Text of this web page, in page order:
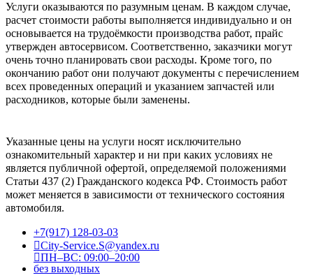
Услуги оказываются по разумным ценам. В каждом случае,
расчет стоимости работы выполняется индивидуально и он
основывается на трудоёмкости производства работ, прайс
утвержден автосервисом. Соответственно, заказчики могут
очень точно планировать свои расходы. Кроме того, по
окончанию работ они получают документы с перечислением
всех проведенных операций и указанием запчастей или
расходников, которые были заменены.
Указанные цены на услуги носят исключительно
ознакомительный характер и ни при каких условиях не
является публичной офертой, определяемой положениями
Статьи 437 (2) Гражданского кодекса РФ. Стоимость работ
может меняется в зависимости от технического состояния
автомобиля.
+7(917) 128-03-03
City-Service.S@yandex.ru
ПН–ВС: 09:00–20:00
без выходных